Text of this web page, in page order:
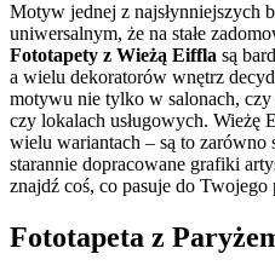
Motyw jednej z najsłynniejszych
uniwersalnym, że na stałe
Fototapety z Wieżą Eiffla są
a wielu dekoratorów wnętrz
motywu nie tylko w salonach,
czy lokalach usługowych. Wieżę
wielu wariantach – są to
starannie dopracowane grafiki
znajdź coś, co pasuje do Twojego
Fototapeta z